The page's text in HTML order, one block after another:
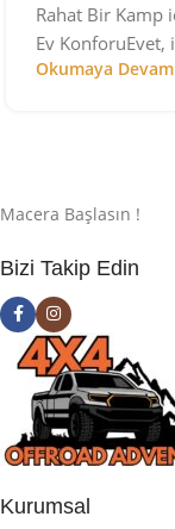
Rahat Bir Kamp
Ev
Okumaya
Macera Başlasın !
Bizi Takip Edin
Kurumsal